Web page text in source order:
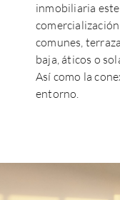
inmobiliaria
comunes,
baja, áticos o
Así como la
entorno.